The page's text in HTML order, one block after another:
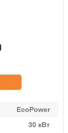
EcoPower
30 кВт